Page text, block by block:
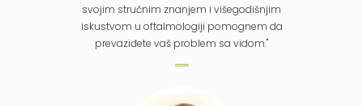
svojim stručnim znanjem i višegodišnjim
iskustvom u oftalmologiji pomognem da
prevaziđete vaš problem sa vidom."